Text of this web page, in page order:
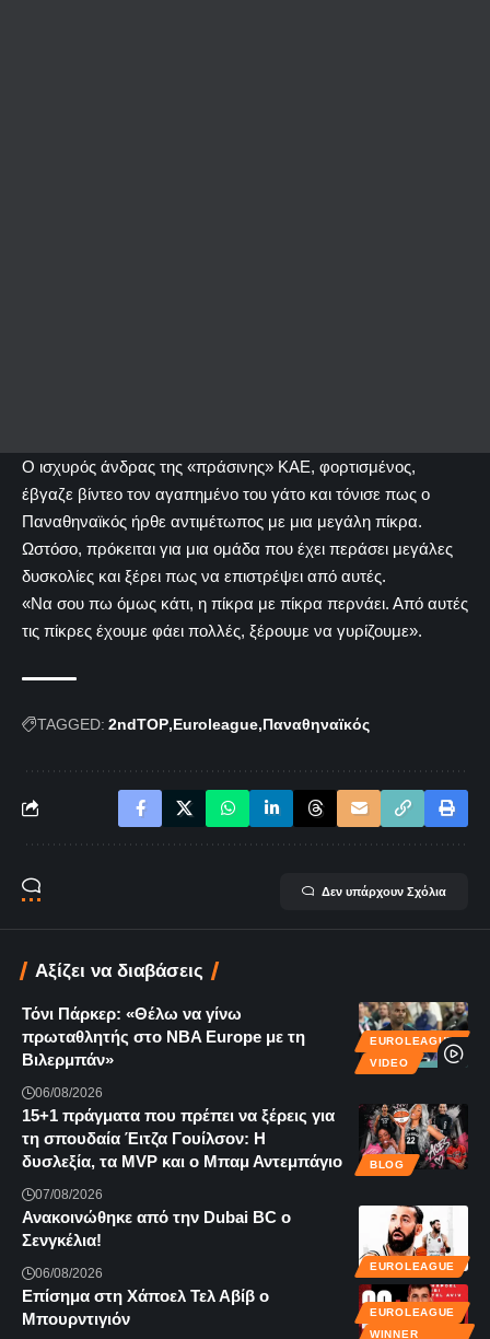
Ο ισχυρός άνδρας της «πράσινης» ΚΑΕ, φορτισμένος,
έβγαζε βίντεο τον αγαπημένο του γάτο και τόνισε πως ο
Παναθηναϊκός ήρθε αντιμέτωπος με μια μεγάλη πίκρα.
Ωστόσο, πρόκειται για μια ομάδα που έχει περάσει μεγάλες
δυσκολίες και ξέρει πως να επιστρέψει από αυτές.
«Να σου πω όμως κάτι, η πίκρα με πίκρα περνάει. Από αυτές
τις πίκρες έχουμε φάει πολλές, ξέρουμε να γυρίζουμε».
TAGGED: 2ndTOP Euroleague Παναθηναϊκός
Δεν υπάρχουν Σχόλια
Αξίζει να διαβάσεις
EUROLEAGUE
VIDEO
Τόνι Πάρκερ: «Θέλω να γίνω
πρωταθλητής στο NBA Europe με τη
Βιλερμπάν»
06/08/2026
BLOG
15+1 πράγματα που πρέπει να ξέρεις για
τη σπουδαία Έιτζα Γουίλσον: Η
δυσλεξία, τα MVP και ο Μπαμ Αντεμπάγιο
07/08/2026
EUROLEAGUE
Ανακοινώθηκε από την Dubai BC ο
Σενγκέλια!
06/08/2026
EUROLEAGUE
WINNER
Επίσημα στη Χάποελ Τελ Αβίβ ο
Μπουρντιγιόν